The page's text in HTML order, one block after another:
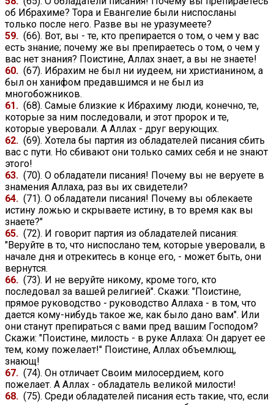
об Ибрахиме? Тора и Евангелие были ниспосланы
только после него. Разве вы не уразумеете?
59. (66). Вот, вы - те, кто препирается о том, о чем у вас
есть знание; почему же вы препираетесь о том, о чем у
вас нет знания? Поистине, Аллах знает, а вы не знаете!
60. (67). Ибрахим не был ни иудеем, ни христианином, а
был он ханифом предавшимся и не был из
многобожников.
61. (68). Самые близкие к Ибрахиму люди, конечно, те,
которые за ним последовали, и этот пророк и те,
которые уверовали. А Аллах - друг верующих.
62. (69). Хотела бы партия из обладателей писания сбить
вас с пути. Но сбивают они только самих себя и не знают
этого!
63. (70). О обладатели писания! Почему вы не веруете в
знамения Аллаха, раз вы их свидетели?
64. (71). О обладатели писания! Почему вы облекаете
истину ложью и скрываете истину, в то время как вы
знаете?"
65. (72). И говорит партия из обладателей писания:
"Веруйте в то, что ниспослано тем, которые уверовали, в
начале дня и отрекитесь в конце его, - может быть, они
вернутся.
66. (73). И не веруйте никому, кроме того, кто
последовал за вашей религией". Скажи: "Поистине,
прямое руководство - руководство Аллаха - в том, что
дается кому-нибудь такое же, как было дано вам". Или
они станут препираться с вами пред вашим Господом?
Скажи: "Поистине, милость - в руке Аллаха: Он дарует ее
тем, кому пожелает!" Поистине, Аллах объемлющ,
знающ!
67. (74). Он отличает Своим милосердием, кого
пожелает. А Аллах - обладатель великой милости!
68. (75). Среди обладателей писания есть такие, что, если